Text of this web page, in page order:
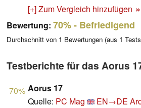
[+] Zum Vergleich hinzufügen
Bewertung: 70%- Befriedigend
Durchschnitt von 1 Bewertungen (aus 1
Testberichte für das Aorus
70% Aorus 17
Quelle: PC Mag EN→DE